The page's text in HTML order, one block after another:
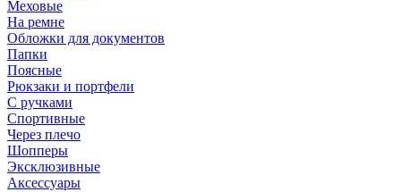
Меховые
На ремне
Обложки для документов
Папки
Поясные
Рюкзаки и портфели
С ручками
Спортивные
Через плечо
Шопперы
Эксклюзивные
Аксессуары